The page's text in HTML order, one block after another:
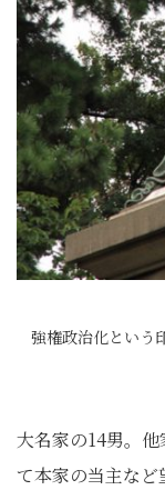
強権政治化という
大名家の14男。
て本家の当主な